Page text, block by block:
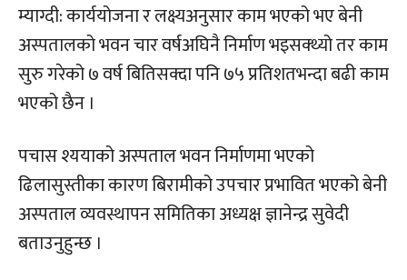
म्याग्दी: कार्ययोजना र लक्ष्यअनुसार काम भएको भए बेनी
अस्पतालको भवन चार वर्षअघिनै निर्माण भइसक्थ्यो तर काम
सुरु गरेको ७ वर्ष बितिसक्दा पनि ७५ प्रतिशतभन्दा बढी काम
भएको छैन ।
पचास श्ययाको अस्पताल भवन निर्माणमा भएको
ढिलासुस्तीका कारण बिरामीको उपचार प्रभावित भएको बेनी
अस्पताल व्यवस्थापन समितिका अध्यक्ष ज्ञानेन्द्र सुवेदी
बताउनुहुन्छ ।